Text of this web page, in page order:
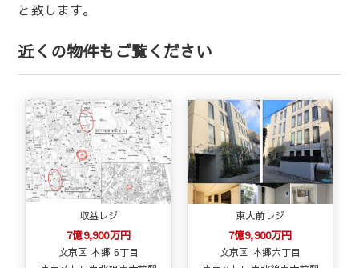
と致します。
近くの物件もご覧ください
収益レジ
7億9,900万円
文京区 本郷 6丁目
東大前レジ
7億9,900万円
文京区 本郷六丁目